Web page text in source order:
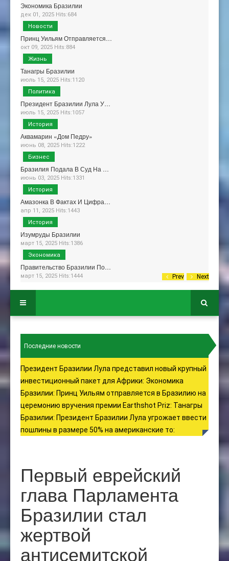
Prev Next
Экономика Бразилии
дек 01, 2025 Hits:684
Принц Уильям Отправляется…
окт 09, 2025 Hits:884
Новости
Танагры Бразилии
июль 15, 2025 Hits:1120
Жизнь
Президент Бразилии Лула У…
июль 15, 2025 Hits:1057
Политика
Аквамарин «Дом Педру»
июнь 08, 2025 Hits:1222
История
Бразилия Подала В Суд На …
июнь 03, 2025 Hits:1331
Бизнес
Амазонка В Фактах И Цифра…
апр 11, 2025 Hits:1443
История
Изумруды Бразилии
март 15, 2025 Hits:1386
История
Правительство Бразилии По…
март 15, 2025 Hits:1444
Экономика
Последние новости
Президент Бразилии Лула представил новый крупный
инвестиционный пакет для Африки: Экономика
Бразилии: Принц Уильям отправляется в Бразилию на
церемонию вручения премии Earthshot Priz: Танагры
Бразилии: Президент Бразилии Лула угрожает ввести
пошлины в размере 50% на американские то:
Первый еврейский
глава Парламента
Бразилии стал
жертвой
антисемитской